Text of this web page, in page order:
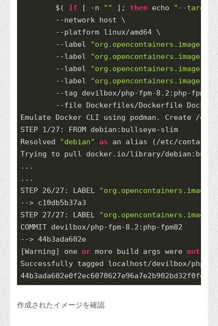
        $(
if [ -n "" ]; then echo "--target
        --network host \
        --platform linux/amd64 \
        --label
        --label
        --label
        --label
        --tag devilbox/php-fpm
-8.2 :php-
--file Dockerfiles/Dockerfile
Emulate Docker CLI using podman. Create /
STEP 1 /27 : FROM debian:bullseye-slim
Resolved "debian" as an alias (/etc/
Trying to pull docker.io/library/
...
...
STEP 26/27 : LABEL
--> c10db5b37a3
STEP 27/27 : LABEL
COMMIT devilbox/php-fpm-8.2 :php-fpm82
--> 44b3ada602e
[Warning] one or more build args were not
Successfully tagged localhost/devilbox/php-
44
作成されたイメージを確認